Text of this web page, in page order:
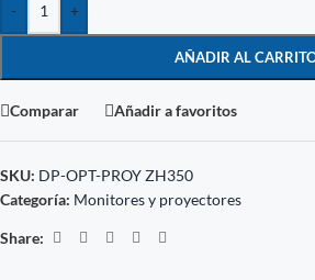
- +
AÑADIR AL
Comparar Añadir a favoritos
SKU: DP-OPT-PROY ZH350
Categoría: Monitores y proyectores
Share: